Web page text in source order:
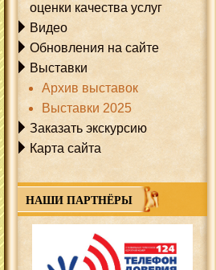
оценки качества услуг
Видео
Обновления на сайте
Выставки
Архив выставок
Выставки 2025
Заказать экскурсию
Карта сайта
НАШИ ПАРТНЁРЫ